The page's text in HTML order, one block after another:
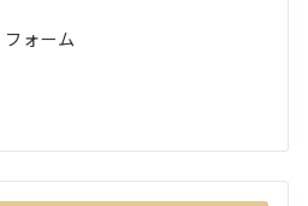
ォーム